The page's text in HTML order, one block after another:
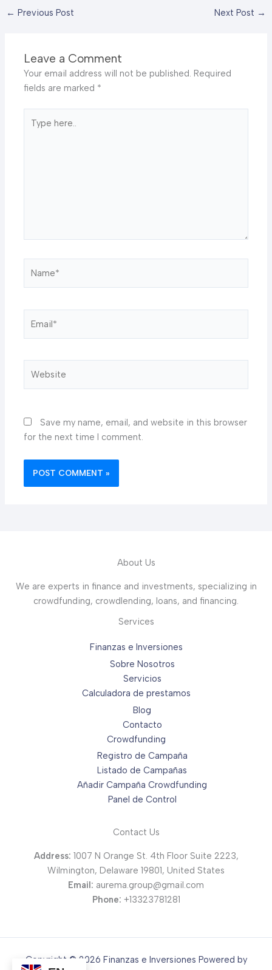
← Previous Post Next Post →
Leave a Comment
Your email address will not be published. Required
fields are marked *
here..
Save my name, email, and website in this browser
for the next time I comment.
About Us
We are experts in finance and investments, specializing in
crowdfunding, crowdlending, loans, and financing.
Services
Finanzas e Inversiones
Sobre Nosotros
Servicios
Calculadora de prestamos
Blog
Contacto
Crowdfunding
Registro de Campaña
Listado de Campañas
Añadir Campaña Crowdfunding
Panel de Control
Contact Us
Address: 1007 N Orange St. 4th Floor Suite 2223,
Wilmington, Delaware 19801, United States
Email: aurema.group@gmail.com
Phone: +13323781281
Copyright © 2026 Finanzas e Inversiones Powered by